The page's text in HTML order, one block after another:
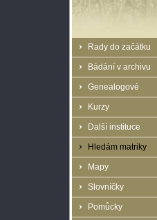
Rady do začátku
Bádání v archivu
Genealogové
Kurzy
Další instituce
Hledám matriky
Mapy
Slovníčky
Pomůcky